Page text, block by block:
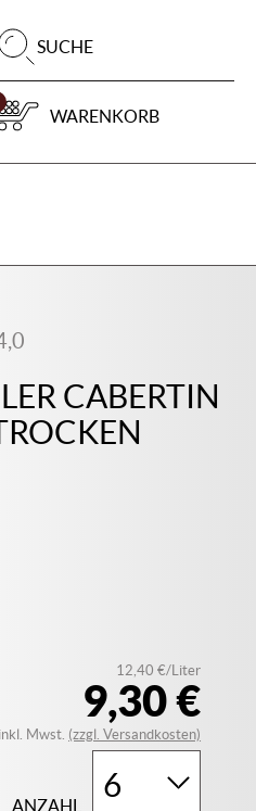
SUCHE
WARENKORB
CABERTIN
9,30 €
12,40 €/Liter
inkl. Mwst. (zzgl. Versandkosten)
ANZAHL